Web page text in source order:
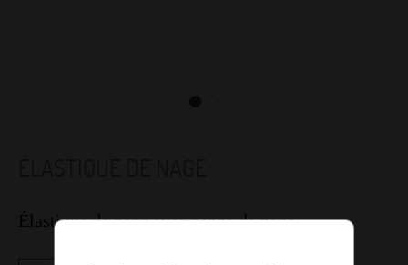
Élastique de nage avec canne de nage.